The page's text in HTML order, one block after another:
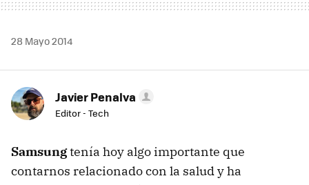
28 Mayo 2014
Javier Penalva
Editor - Tech
Samsungtenía hoy algo importante que
contarnos relacionado con la salud y ha